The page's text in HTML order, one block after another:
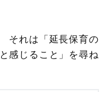
それは「延長保育の
感じること」を尋ね